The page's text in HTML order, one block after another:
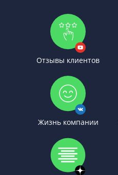
Отзывы клиентов
Жизнь компании